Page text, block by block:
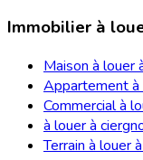
Immobilier à
Maison à louer
Appartement à
Commercial à
à louer à
Terrain à louer